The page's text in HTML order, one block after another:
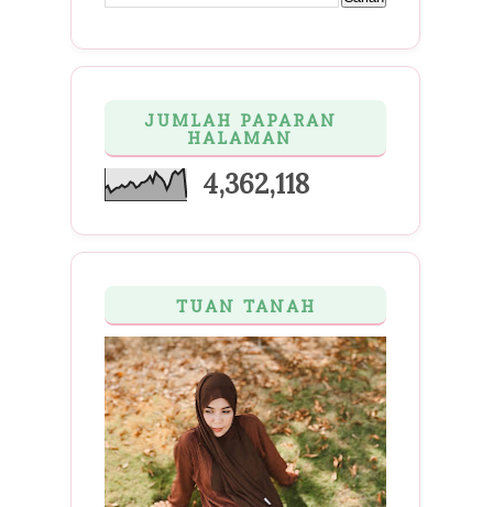
JUMLAH PAPARAN
HALAMAN
4,362,118
TUAN TANAH